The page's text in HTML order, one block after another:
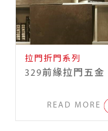
拉門折門系列
329前緣拉門五金
READ MORE